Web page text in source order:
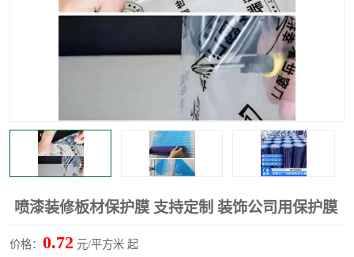
喷漆装修板材保护膜 支持定制 装饰公司用保护膜
价格： 0.72 元/平方米 起
明蓝保护膜 纯黑保护膜
彩钢板保护膜
两边上胶保护膜
窗缝阻风胶带 铝板保护膜
不锈钢板保护膜 一次性隔离膜